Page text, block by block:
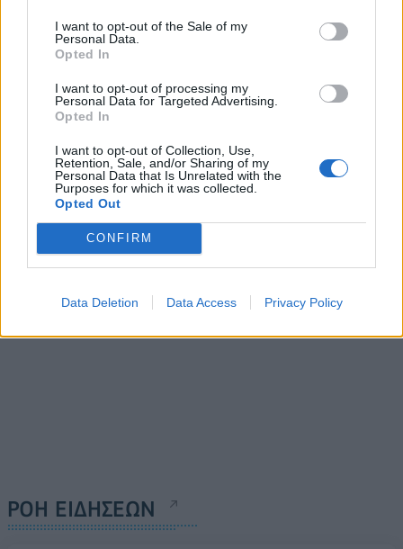
I want to opt-out of the Sale of my
Personal Data.
Opted In
I want to opt-out of processing my
Personal Data for Targeted Advertising.
Opted In
I want to opt-out of Collection, Use,
Retention, Sale, and/or Sharing of my
Personal Data that Is Unrelated with the
Purposes for which it was collected.
Opted Out
CONFIRM
Data Deletion Data Access Privacy Policy
ΕΑΕΕ: Αυξήθηκαν κατά
3,5% οι ασφαλίσεις
σκαφών αναψυχής το
28/05/2026 - 16:14
Χρηματιστήριο: Πτώση
0,91%, στα 439,47 εκατ.
ευρώ ο τζίρος
ΡΟΗ ΕΙΔΗΣΕΩΝ